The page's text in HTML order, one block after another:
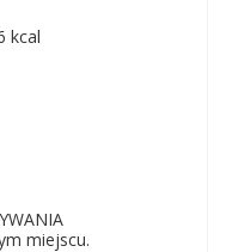
kcal
miejscu.